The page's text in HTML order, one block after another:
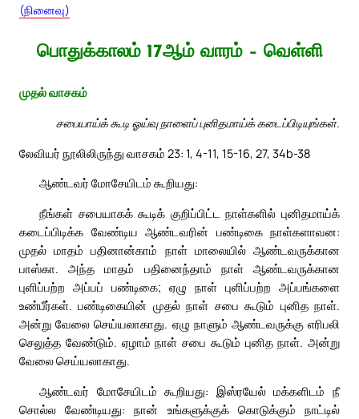
(நினைவு)
பொதுக்காலம் 17ஆம் வாரம் – வெள்ளி
முதல் வாசகம்
சபையாய்க் கூடி ஓய்வு நாளைப் புனிதமாய்க் கடைப்பிடியுங்கள்.
லேவியர் நூலிலிருந்து வாசகம் 23: 1, 4-11, 15-16, 27, 34b-38
ஆண்டவர் மோசேயிடம் கூறியது:
நீங்கள் சபையாகக் கூடிக் குறிப்பிட்ட நாள்களில் புனிதமாய்க்
கடைப்பிடிக்க வேண்டிய ஆண்டவரின் பண்டிகை நாள்களாவன:
முதல் மாதம் பதினான்காம் நாள் மாலையில் ஆண்டவருக்கான
பாஸ்கா. அந்த மாதம் பதினைந்தாம் நாள் ஆண்டவருக்கான
புளிப்பற்ற அப்பப் பண்டிகை; ஏழு நாள் புளிப்பற்ற அப்பங்களை
உண்பீர்கள். பண்டிகையின் முதல் நாள் சபை கூடும் புனித நாள்.
அன்று வேலை செய்யலாகாது. ஏழு நாளும் ஆண்டவருக்கு எரிபலி
செலுத்த வேண்டும். ஏழாம் நாள் சபை கூடும் புனித நாள். அன்று
வேலை செய்யலாகாது.
ஆண்டவர் மோசேயிடம் கூறியது: இஸ்ரயேல் மக்களிடம் நீ
சொல்ல வேண்டியது: நான் உங்களுக்குக் கொடுக்கும் நாட்டில்